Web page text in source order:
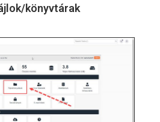
könyvtárak